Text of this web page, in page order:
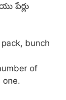
పేర్లు
bunch
of
one.